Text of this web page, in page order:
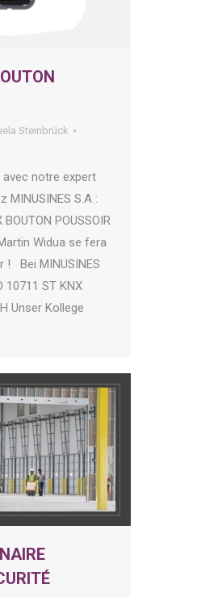
Steinbrück
avec notre expert
MINUSINES S.A :
POUSSOIR
Widua se fera
! Bei MINUSINES
10711 ST KNX
Unser Kollege